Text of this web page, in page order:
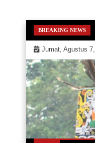
Skip
to
content
BREAKING NEWS
Jumat, Agustus
Mengeksekusi